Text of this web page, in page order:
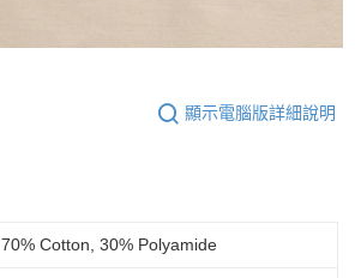
顯示電腦版詳細說明
70% Cotton, 30% Polyamide